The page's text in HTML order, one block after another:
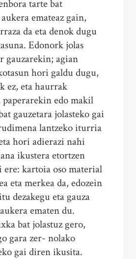
tarte bat
emateaz gain,
da eta denok dugu
Edonork jolas
gauzarekin; agian
hori galdu dugu,
ez, eta haurrak
edo makil
gauzetara jolasteko gai
lantzeko iturria
hori adierazi nahi
ikustera etortzen
kartoia oso material
eta merkea da, edozein
dezakegu eta gauza
ematen du.
bat jolastuz gero,
gara zer- nolako
gai diren ikusita.